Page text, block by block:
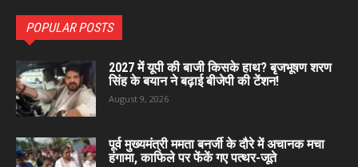
POPULAR POSTS
2027 में यूपी की बाजी किसके हाथ? बृजभूषण शरण
सिंह के बयान ने बढ़ाई बीजेपी की टेंशन!
August 9, 2026
पूर्व मुख्यमंत्री ममता बनर्जी के दौरे में अचानक मचा
हंगामा, काफिले पर फेंकें गए पत्थर-जूते